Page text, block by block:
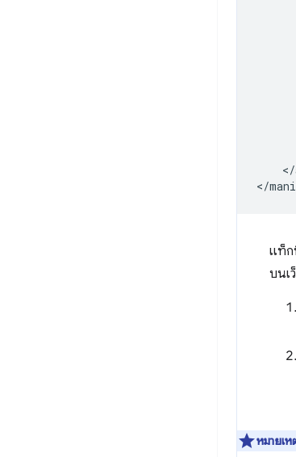
แท็ก
บนเ
หมายเห